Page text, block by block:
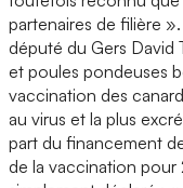
partenaires de filière
député du Gers David
et poules pondeuses
vaccination des
au virus et la plus
part du financement
de la vaccination